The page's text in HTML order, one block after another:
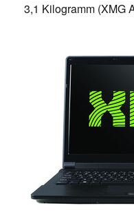
3,1 Kilogramm (XMG